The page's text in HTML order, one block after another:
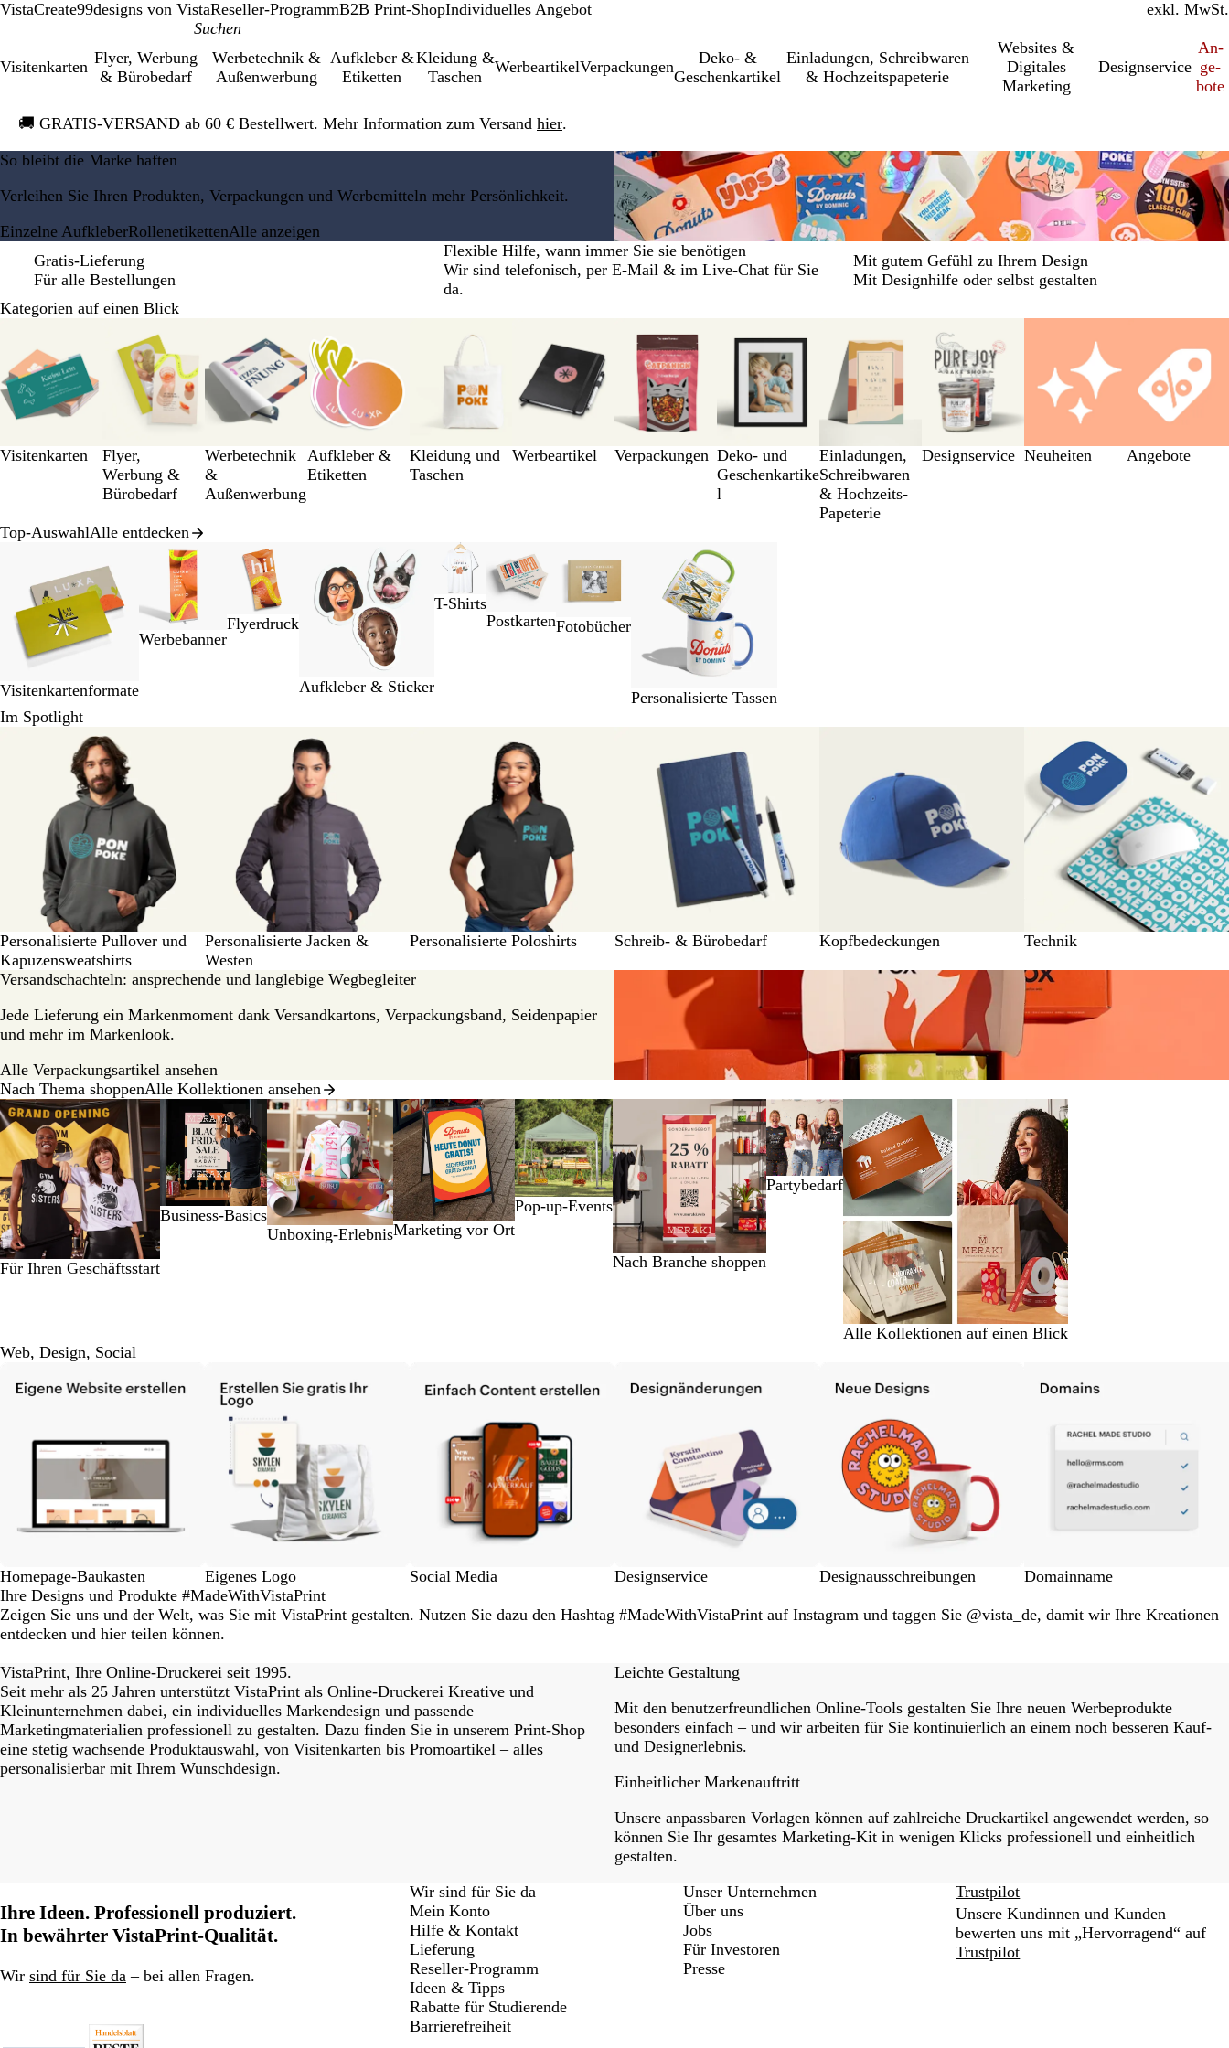
VistaCreate99designs von VistaReseller-ProgrammB2B Print-ShopIndividuelles Angebot inkl. MwSt.
exkl. MwSt.
Visitenkarten
Flyer, Werbung
& Bürobedarf
Werbetechnik &
Außenwerbung
Aufkleber &
Etiketten
Kleidung &
Taschen
WerbeartikelVerpackungen
Deko- &
Geschenkartikel
Einl­a­dung­en, Schreib­wa­ren
& Hochzeitspapeterie
Websites &
Digitales
Marketing
Designservice
An­­
ge­­
bo­­te
🚚 GRATIS-VERSAND ab 60 € Bestellwert. Mehr Information zum Versand hier.
1
So bleibt die Marke haften
Verleihen Sie Ihren Produkten, Verpackungen und Werbemitteln mehr Persönlichkeit.
Einzelne AufkleberRollenetikettenAlle anzeigen
Gratis-Lieferung
Für alle Bestellungen
Flexible Hilfe, wann immer Sie sie benötigen
Wir sind telefonisch, per E-Mail & im Live-Chat für Sie
da.
Mit gutem Gefühl zu Ihrem Design
Mit Designhilfe oder selbst gestalten
Kategorien auf einen Blick
Visitenkarten
Flyer,
Werbung &
Bürobedarf
Werbetechnik
&
Außenwerbung
Aufkleber &
Etiketten
Kleidung und
Taschen
Werbeartikel Verpackungen Deko- und
Geschenkartike
l
Einl­a­dung­en,
Schreib­wa­ren
& Hochzeits-
Papeterie
Designservice Neuheiten Angebote
bis
8
von
12
Top-AuswahlAlle entdecken
Visitenkartenformate
Werbebanner
Flyerdruck
Aufkleber & Sticker
T-Shirts
PostkartenFotobücher
Personalisierte Tassen
von
Im Spotlight
Personalisierte Pullover und
Kapuzensweatshirts
Personalisierte Jacken &
Westen
Personalisierte Poloshirts Schreib- & Bürobedarf Kopfbedeckungen Technik
Versandschachteln: ansprechende und langlebige Wegbegleiter
Jede Lieferung ein Markenmoment dank Versandkartons, Verpackungsband, Seidenpapier
und mehr im Markenlook.
Alle Verpackungsartikel ansehen
Nach Thema shoppenAlle Kollektionen ansehen
Für Ihren Geschäftsstart
Business-Basics
Unboxing-ErlebnisMarketing vor Ort
Pop-up-Events
Nach Branche shoppen
Partybedarf
Alle Kollektionen auf einen Blick
Galeriebilder
1
bis
von
8
Web, Design, Social
Homepage-Baukasten Eigenes Logo Social Media Designservice Designausschreibungen
Domainname
Ihre Designs und Produkte #MadeWithVistaPrint
Zeigen Sie uns und der Welt, was Sie mit VistaPrint gestalten. Nutzen Sie dazu den Hashtag #MadeWithVistaPrint auf Instagram und taggen Sie @vista_de, damit wir Ihre Kreationen
entdecken und hier teilen können.
1
von
15
VistaPrint, Ihre Online-Druckerei seit 1995.
Seit mehr als 25 Jahren unterstützt VistaPrint als Online-Druckerei Kreative und
Kleinunternehmen dabei, ein individuelles Markendesign und passende
Marketingmaterialien professionell zu gestalten. Dazu finden Sie in unserem Print-Shop
eine stetig wachsende Produktauswahl, von Visitenkarten bis Promoartikel – alles
personalisierbar mit Ihrem Wunschdesign.
Leichte Gestaltung
Mit den benutzerfreundlichen Online-Tools gestalten Sie Ihre neuen Werbeprodukte
besonders einfach – und wir arbeiten für Sie kontinuierlich an einem noch besseren Kauf-
und Designerlebnis.
Einheitlicher Markenauftritt
Unsere anpassbaren Vorlagen können auf zahlreiche Druckartikel angewendet werden, so
können Sie Ihr gesamtes Marketing-Kit in wenigen Klicks professionell und einheitlich
gestalten.
Ihre Ideen. Professionell produziert.
In bewährter VistaPrint-Qualität.
Wir sind für Sie da – bei allen Fragen.
Wir sind für Sie da
Mein Konto
Hilfe & Kontakt
Lieferung
Reseller-Programm
Ideen & Tipps
Rabatte für Studierende
Barrierefreiheit
Unser Unternehmen
Über uns
Jobs
Für Investoren
Presse
Trustpilot
Unsere Kundinnen und Kunden
bewerten uns mit „Hervorragend“ auf
Trustpilot